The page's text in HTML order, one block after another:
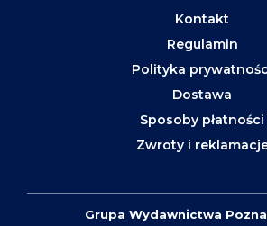
Kontakt
Regulamin
Polityka
Dostawa
Sposoby płatności
Zwroty i
Grupa Wydawnictwa